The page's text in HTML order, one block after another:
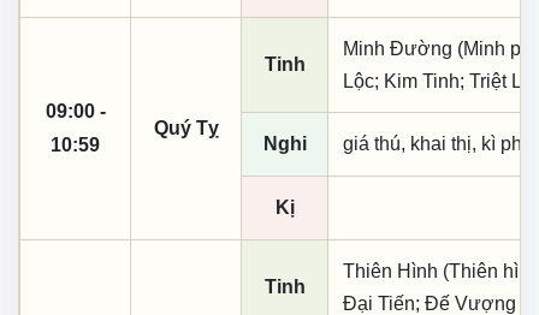
09:00 -
10:59
Quý Tỵ
Tinh
Minh Đường (Minh
Lộc; Kim Tinh; Triệt
Nghi giá thú, khai thị, kì
Kị
Tinh
Thiên Hình (Thiên
Đại Tiến; Đế Vượng